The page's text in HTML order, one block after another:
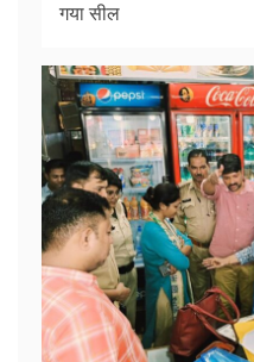
गया सील